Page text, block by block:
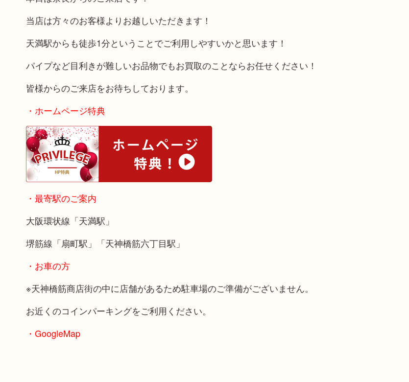
当店は方々のお客様よりお越しいただきます！
天満駅からも徒歩1分ということでご利用しやすいかと思います！
パイプなど目利きが難しいお品物でもお買取のことならお任せください！
皆様からのご来店をお待ちしております。
・ホームページ特典
・最寄駅のご案内
大阪環状線「天満駅」
堺筋線「扇町駅」「天神橋筋六丁目駅」
・お車の方
※天神橋筋商店街の中に店舗があるため駐車場のご準備がございません。
お近くのコインパーキングをご利用ください。
・GoogleMap